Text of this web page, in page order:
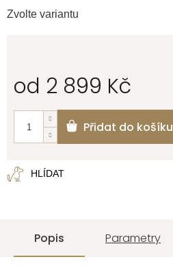
Zvolte variantu
od 2 899 Kč
Přidat do košíku
HLÍDAT
Popis Parametry